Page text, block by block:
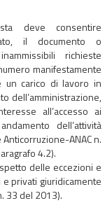
deve consentire
il documento o
richieste
manifestamente
un carico di lavoro in
dell’amministrazione,
all’accesso ai
dell’attività
ANAC n.
4.2).
delle eccezioni e
privati giuridicamente
33 del 2013).